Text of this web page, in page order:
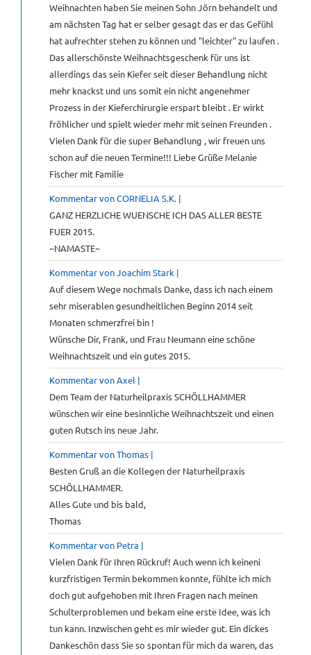
Weihnachten haben Sie meinen Sohn Jörn behandelt und
am nächsten Tag hat er selber gesagt das er das Gefühl
hat aufrechter stehen zu können und "leichter" zu laufen .
Das allerschönste Weihnachtsgeschenk für uns ist
allerdings das sein Kiefer seit dieser Behandlung nicht
mehr knackst und uns somit ein nicht angenehmer
Prozess in der Kieferchirurgie erspart bleibt . Er wirkt
fröhlicher und spielt wieder mehr mit seinen Freunden .
Vielen Dank für die super Behandlung , wir freuen uns
schon auf die neuen Termine!!! Liebe Grüße Melanie
Fischer mit Familie
Kommentar von CORNELIA S.K. |
GANZ HERZLICHE WUENSCHE ICH DAS ALLER BESTE
FUER 2015.
~NAMASTE~
Kommentar von Joachim Stark |
Auf diesem Wege nochmals Danke, dass ich nach einem
sehr miserablen gesundheitlichen Beginn 2014 seit
Monaten schmerzfrei bin !
Wünsche Dir, Frank, und Frau Neumann eine schöne
Weihnachtszeit und ein gutes 2015.
Kommentar vonAxel |
Dem Team der Naturheilpraxis SCHÖLLHAMMER
wünschen wir eine besinnliche Weihnachtszeit und einen
guten Rutsch ins neue Jahr.
Kommentar vonThomas |
Besten Gruß an die Kollegen der Naturheilpraxis
SCHÖLLHAMMER.
Alles Gute und bis bald,
Thomas
Kommentar von Petra |
Vielen Dank für Ihren Rückruf! Auch wenn ich keineni
kurzfristigen Termin bekommen konnte, fühlte ich mich
doch gut aufgehoben mit Ihren Fragen nach meinen
Schulterproblemen und bekam eine erste Idee, was ich
tun kann. Inzwischen geht es mir wieder gut. Ein dickes
Dankeschön dass Sie so spontan für mich da waren, das